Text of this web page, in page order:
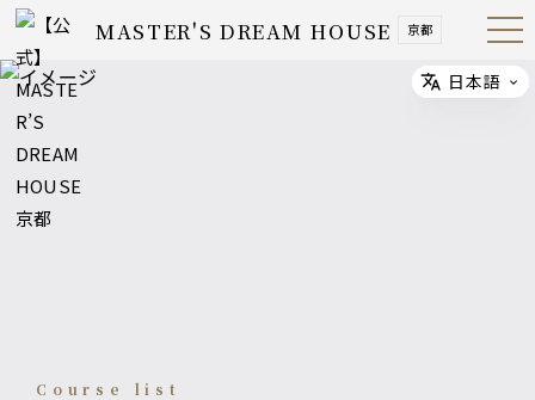
MASTER'S DREAM HOUSE 京都 Open
Navig
course list
Select
日本語